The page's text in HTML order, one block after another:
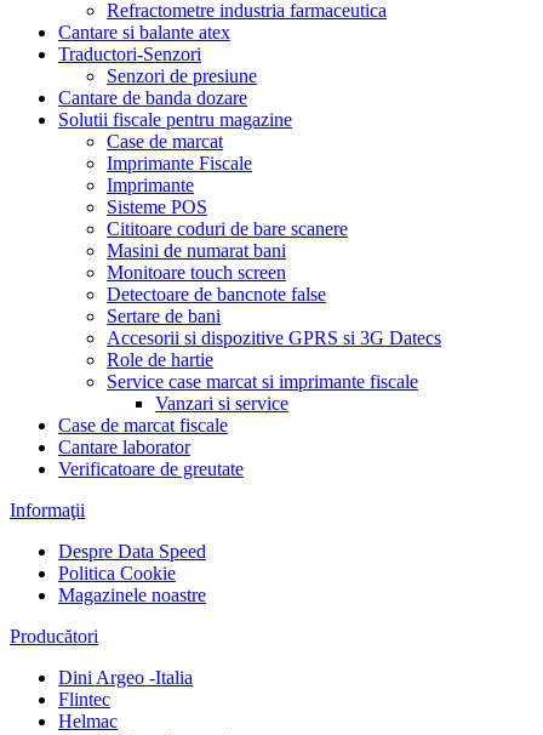
Refractometre industria farmaceutica
Cantare si balante atex
Traductori-Senzori
Senzori de presiune
Cantare de banda dozare
Solutii fiscale pentru magazine
Case de marcat
Imprimante Fiscale
Imprimante
Sisteme POS
Cititoare coduri de bare scanere
Masini de numarat bani
Monitoare touch screen
Detectoare de bancnote false
Sertare de bani
Accesorii si dispozitive GPRS si 3G Datecs
Role de hartie
Service case marcat si imprimante fiscale
Vanzari si service
Case de marcat fiscale
Cantare laborator
Verificatoare de greutate
Informaţii
Despre Data Speed
Politica Cookie
Magazinele noastre
Producători
Dini Argeo -Italia
Flintec
Helmac